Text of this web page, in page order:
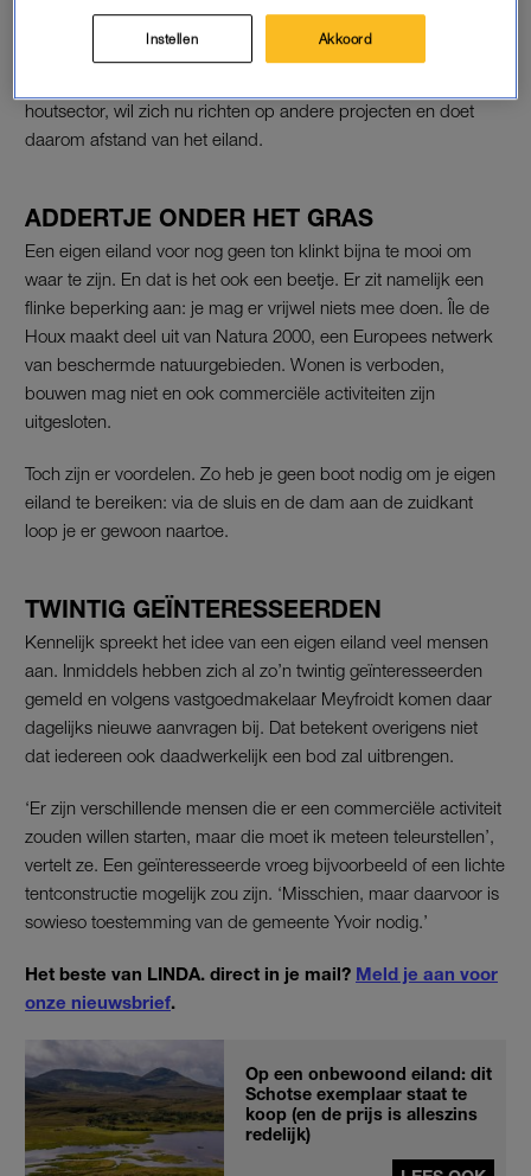
houtsector, wil zich nu richten op andere projecten en doet
daarom afstand van het eiland.
ADDERTJE ONDER HET GRAS
Een eigen eiland voor nog geen ton klinkt bijna te mooi om
waar te zijn. En dat is het ook een beetje. Er zit namelijk een
flinke beperking aan: je mag er vrijwel niets mee doen. Île de
Houx maakt deel uit van Natura 2000, een Europees netwerk
van beschermde natuurgebieden. Wonen is verboden,
bouwen mag niet en ook commerciële activiteiten zijn
uitgesloten.
Toch zijn er voordelen. Zo heb je geen boot nodig om je eigen
eiland te bereiken: via de sluis en de dam aan de zuidkant
loop je er gewoon naartoe.
TWINTIG GEÏNTERESSEERDEN
Kennelijk spreekt het idee van een eigen eiland veel mensen
aan. Inmiddels hebben zich al zo’n twintig geïnteresseerden
gemeld en volgens vastgoedmakelaar Meyfroidt komen daar
dagelijks nieuwe aanvragen bij. Dat betekent overigens niet
dat iedereen ook daadwerkelijk een bod zal uitbrengen.
‘Er zijn verschillende mensen die er een commerciële activiteit
zouden willen starten, maar die moet ik meteen teleurstellen’,
vertelt ze. Een geïnteresseerde vroeg bijvoorbeeld of een lichte
tentconstructie mogelijk zou zijn. ‘Misschien, maar daarvoor is
sowieso toestemming van de gemeente Yvoir nodig.’
Het beste van LINDA. direct in je mail? Meld je aan voor
onze nieuwsbrief.
Op een onbewoond eiland: dit
Schotse exemplaar staat te
koop (en de prijs is alleszins
redelijk)
Instellen Akkoord